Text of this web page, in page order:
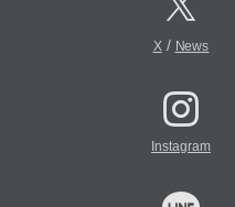
X/ News
Instagram